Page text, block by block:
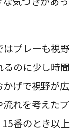
はプレーも視野
るのに少し時間
げで視野が広
れを考えたプ
番のとき以上